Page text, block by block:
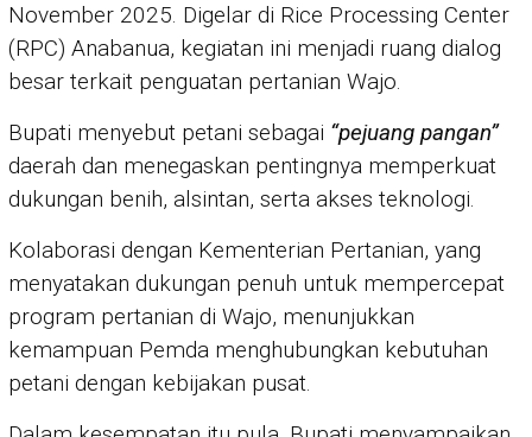
November 2025. Digelar di Rice Processing Center
(RPC) Anabanua, kegiatan ini menjadi ruang dialog
besar terkait penguatan pertanian Wajo.
Bupati menyebut petani sebagai “pejuang pangan”
daerah dan menegaskan pentingnya memperkuat
dukungan benih, alsintan, serta akses teknologi.
Kolaborasi dengan Kementerian Pertanian, yang
menyatakan dukungan penuh untuk mempercepat
program pertanian di Wajo, menunjukkan
kemampuan Pemda menghubungkan kebutuhan
petani dengan kebijakan pusat.